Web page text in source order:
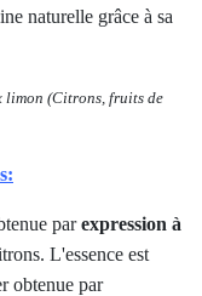
naturelle grâce à sa
limon (Citrons, fruits de
parexpression à
L'essence est
obtenue par